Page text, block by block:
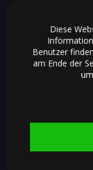
Quelle:
Diese
Benutzer
am Ende der